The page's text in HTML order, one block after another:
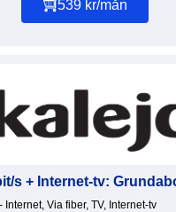
539 kr/mån
s + Internet-tv:
- Internet, Via fiber, TV, Internet-tv